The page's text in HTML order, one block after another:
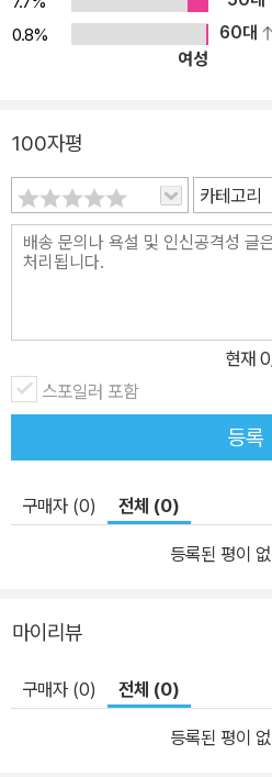
0.8%
60대
여성
100자평
카테고리
현재 0
스포일러 포함
등록
구매자 (0) 전체 (0)
등록된 평이
마이리뷰
구매자 (0) 전체 (0)
등록된 평이